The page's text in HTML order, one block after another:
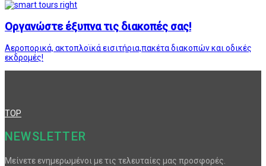
Οργανώστε έξυπνα τις διακοπές σας!
Αεροπορικά, ακτοπλοϊκά εισιτήρια,πακέτα διακοπών και οδικές
εκδρομές!
TOP
NEWSLETTER
Μείνετε ενημερωμένοι με τις τελευταίες μας προσφορές.